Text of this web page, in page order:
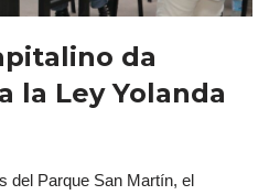
da
la Ley Yolanda
del Parque San Martín, el